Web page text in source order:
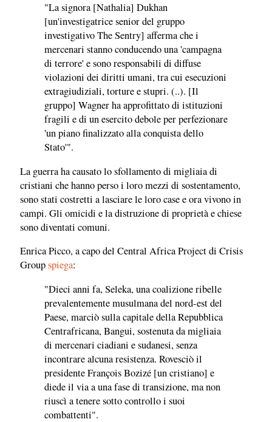
"La signora [Nathalia] Dukhan
[un'investigatrice senior del gruppo
investigativo The Sentry] afferma che i
mercenari stanno conducendo una 'campagna
di terrore' e sono responsabili di diffuse
violazioni dei diritti umani, tra cui esecuzioni
extragiudiziali, torture e stupri. (..). [Il
gruppo] Wagner ha approfittato di istituzioni
fragili e di un esercito debole per perfezionare
'un piano finalizzato alla conquista dello
Stato'".
La guerra ha causato lo sfollamento di migliaia di
cristiani che hanno perso i loro mezzi di sostentamento,
sono stati costretti a lasciare le loro case e ora vivono in
campi. Gli omicidi e la distruzione di proprietà e chiese
sono diventati comuni.
Enrica Picco, a capo del Central Africa Project di Crisis
Groupspiega:
"Dieci anni fa, Seleka, una coalizione ribelle
prevalentemente musulmana del nord-est del
Paese, marciò sulla capitale della Repubblica
Centrafricana, Bangui, sostenuta da migliaia
di mercenari ciadiani e sudanesi, senza
incontrare alcuna resistenza. Rovesciò il
presidente François Bozizé [un cristiano] e
diede il via a una fase di transizione, ma non
riuscì a tenere sotto controllo i suoi
combattenti".